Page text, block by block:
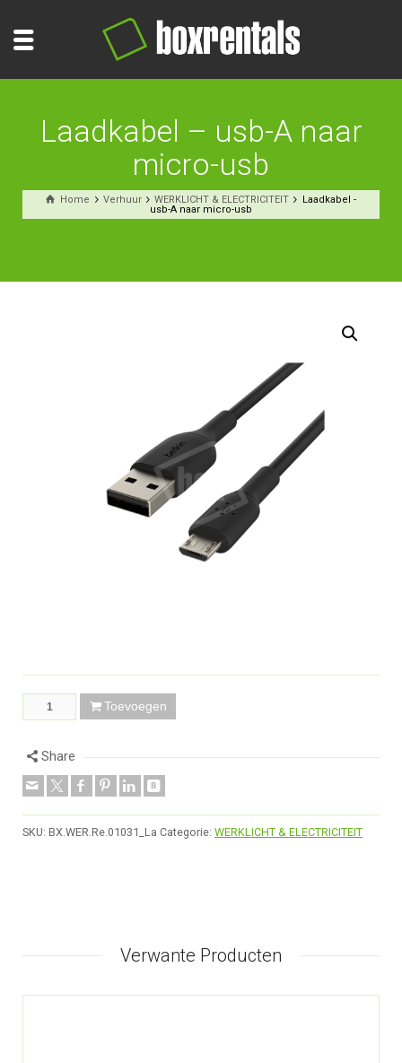
Laadkabel – usb-A naar
micro-usb
Home Verhuur WERKLICHT & ELECTRICITEIT
Laadkabel -
usb-A naar micro-usb
Toevoegen
Share
SKU: BX.WER.Re.01031_La Categorie: WERKLICHT & ELECTRICITEIT
Verwante Producten